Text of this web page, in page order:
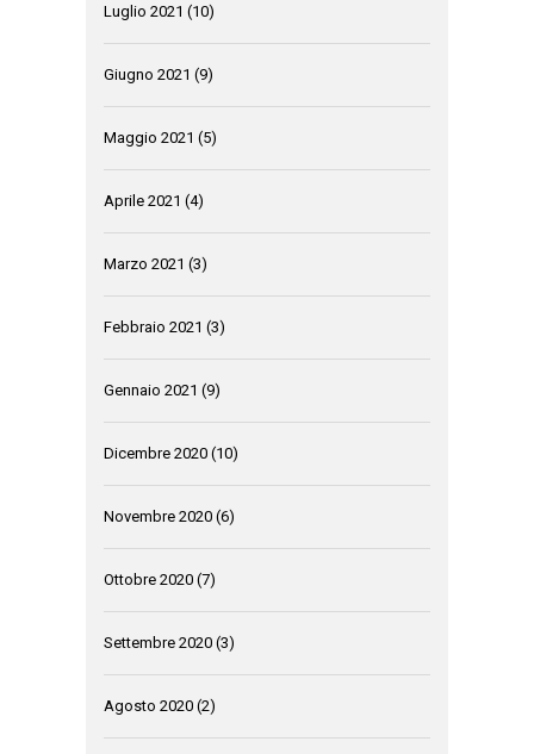
Luglio 2021 (10)
Giugno 2021 (9)
Maggio 2021 (5)
Aprile 2021 (4)
Marzo 2021 (3)
Febbraio 2021 (3)
Gennaio 2021 (9)
Dicembre 2020 (10)
Novembre 2020 (6)
Ottobre 2020 (7)
Settembre 2020 (3)
Agosto 2020 (2)